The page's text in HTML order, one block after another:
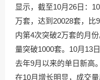
显示，截至10月26日：
万套，达到20028套，比
内第4次突破2万套的月
量突破1000套。10月13
去年9月以来的单日新高
在10月增长明显，成交